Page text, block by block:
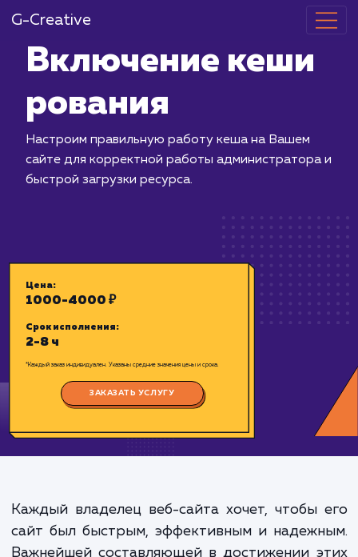
G-Creative
Включение
рования
Цена:
Срок исполнения:
*Каждый заказ индивидуален. Указаны средние значения цены и срока.
ЗАКАЗАТЬ УСЛУГУ